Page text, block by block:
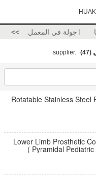
جولة في المعمل >>
(47)
Rotatable Stainless Steel
Lower Limb Prosthetic
Pyramidal Pediatric